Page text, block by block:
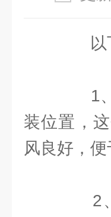
以下
1、
装位置，
风良好，便
2、